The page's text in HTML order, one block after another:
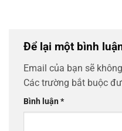
Để lại một bình
Email của bạn sẽ
Các trường bắt buộc
Bình luận*